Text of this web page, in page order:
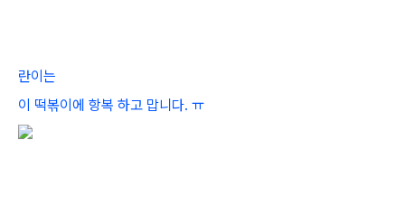
란이는
이 떡볶이에 항복 하고 맙니다. ㅠ